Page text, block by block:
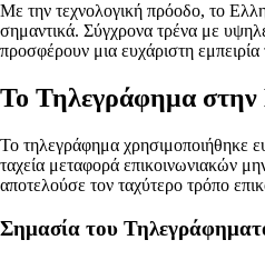
Με την τεχνολογική πρόοδο, το
σημαντικά. Σύγχρονα τρένα με
προσφέρουν μια ευχάριστη εμπειρία
Το Τηλεγράφημα στην
Το τηλεγράφημα χρησιμοποιήθηκε
ταχεία μεταφορά επικοινωνιακών
αποτελούσε τον ταχύτερο τρόπο
Σημασία του